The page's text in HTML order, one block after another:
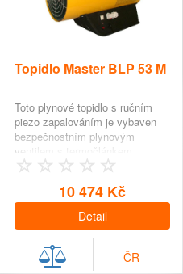
Topidlo Master BLP 53 M
Toto plynové topidlo s ručním
piezo zapalováním je vybaven
bezpečnostním plynovým
ventilem s termočlánkem,
elektro-ventilem a motorem s
10 474 Kč
Detail
ČR